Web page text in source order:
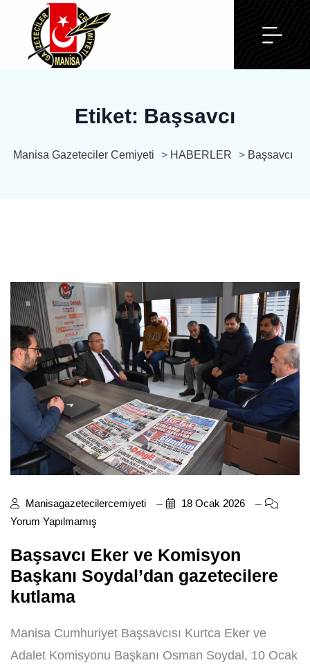
Etiket: Başsavcı
Manisa Gazeteciler Cemiyeti > HABERLER > Başsavcı
Manisagazetecilercemiyeti
18 Ocak 2026
Yorum Yapılmamış
Başsavcı Eker ve Komisyon
Başkanı Soydal’dan gazetecilere
kutlama
Manisa Cumhuriyet Başsavcısı Kurtca Eker ve
Adalet Komisyonu Başkanı Osman Soydal, 10 Ocak